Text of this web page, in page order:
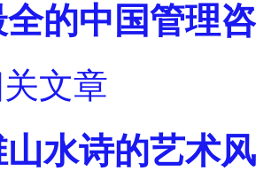
全的中国管理
文章
水诗的艺术